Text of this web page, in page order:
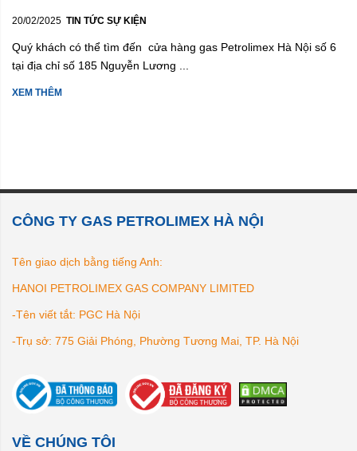
20/02/2025 TIN TỨC SỰ KIỆN
Quý khách có thể tìm đến cửa hàng gas Petrolimex Hà Nội số 6
tại địa chỉ số 185 Nguyễn Lương ...
XEM THÊM
CÔNG TY GAS PETROLIMEX HÀ NỘI
Tên giao dịch bằng tiếng Anh:
HANOI PETROLIMEX GAS COMPANY LIMITED
-Tên viết tắt: PGC Hà Nội
-Trụ sở: 775 Giải Phóng, Phường Tương Mai, TP. Hà Nội
VỀ CHÚNG TÔI